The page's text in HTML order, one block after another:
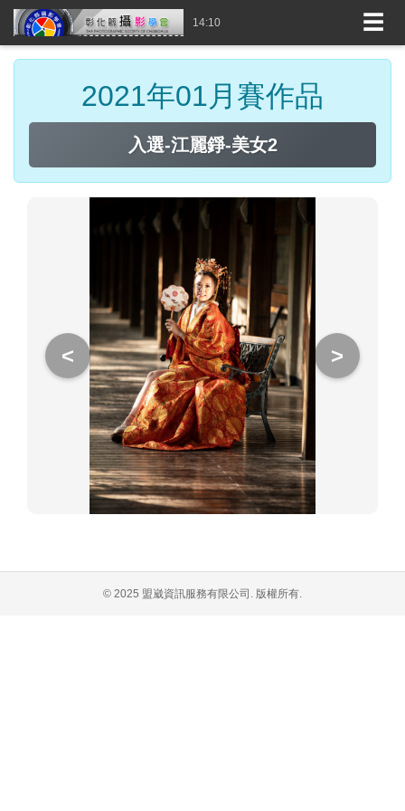
14:10 ☰
2021年01月賽作品
入選-江麗錚-美女2
< >
© 2025 盟崴資訊服務有限公司. 版權所有.